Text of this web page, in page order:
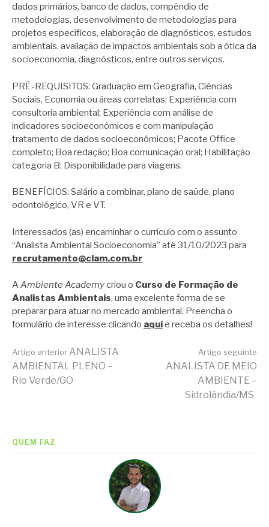
dados primários, banco de dados, compêndio de
metodologias, desenvolvimento de metodologias para
projetos específicos, elaboração de diagnósticos, estudos
ambientais, avaliação de impactos ambientais sob a ótica da
socioeconomia, diagnósticos, entre outros serviços.
PRÉ-REQUISITOS: Graduação em Geografia, Ciências
Sociais, Economia ou áreas correlatas; Experiência com
consultoria ambiental; Experiência com análise de
indicadores socioeconômicos e com manipulação
tratamento de dados socioeconômicos; Pacote Office
completo; Boa redação; Boa comunicação oral; Habilitação
categoria B; Disponibilidade para viagens.
BENEFÍCIOS: Salário a combinar, plano de saúde, plano
odontológico, VR e VT.
Interessados (as) encaminhar o currículo com o assunto
“Analista Ambiental Socioeconomia” até 31/10/2023 para
recrutamento@clam.com.br
AAmbiente Academycriou o Curso de Formação de
Analistas Ambientais, uma excelente forma de se
preparar para atuar no mercado ambiental. Preencha o
formulário de interesse clicando aquie receba os detalhes!
Continue
Artigo anterior ANALISTA
AMBIENTAL PLENO –
Rio Verde/GO
Artigo seguinte
ANALISTA DE MEIO
AMBIENTE –
Sidrolândia/MS
QUEM FAZ